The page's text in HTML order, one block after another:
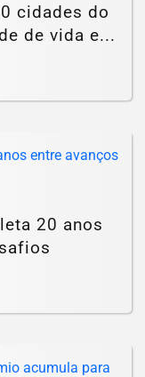
cidades do
de vida e...
20 anos